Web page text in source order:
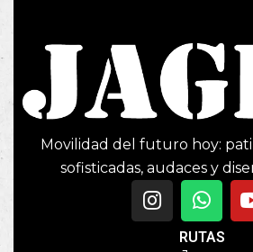
Movilidad del futuro hoy:
sofisticadas, audaces y
RUTAS